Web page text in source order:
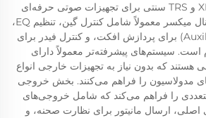
بی‌سیم، و اتصالات XLR و TRS سنتی برای تجهیزات صوتی حرفه‌ای
پشتیبانی می‌کنند. نوار کانال میکسر معمولاً شامل کنترل گین، تنظیم EQ،
ارسال‌های جانبی (Auxiliary) برای پردازش افکت، و کنترل فیدر برای
است. سیستم‌های پیشرفته‌تر معمولاً دارای
هستند که بدون نیاز به تجهیزات خارجی انواع
مدولا‌سیون را فراهم می‌کنند. بخش خروجی
را فراهم می‌کند که شامل خروجی‌های
اصلی، ارسال مانیتور برای نظارت صحنه، و